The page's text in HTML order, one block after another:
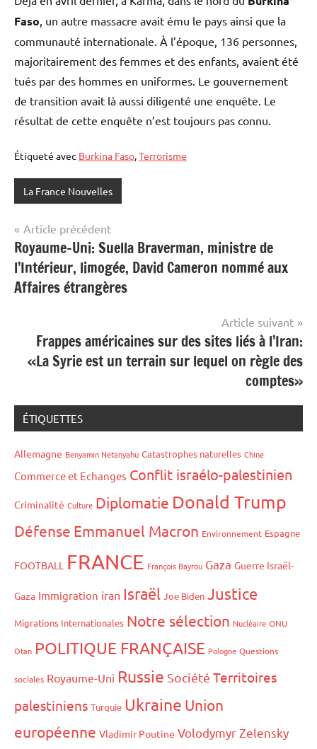
Faso , un autre massacre avait ému le pays ainsi que la
communauté internationale. À l’époque, 136 personnes,
majoritairement des femmes et des enfants, avaient été
tués par des hommes en uniformes. Le gouvernement
de transition avait là aussi diligenté une enquête. Le
résultat de cette enquête n’est toujours pas connu.
Étiqueté avec Burkina Faso,Terrorisme
La France Nouvelles
Navigation
de
l’article
Article précédent
Royaume-Uni: Suella Braverman, ministre de
l’Intérieur, limogée, David Cameron nommé aux
Affaires étrangères
Article suivant
Frappes américaines sur des sites liés à l’Iran:
«La Syrie est un terrain sur lequel on règle des
comptes»
ÉTIQUETTES
Allemagne Benyamin Netanyahu Catastrophes naturelles Chine
Commerce et Echanges Conflit israélo-palestinien
Criminalité Culture Diplomatie Donald Trump
Défense Emmanuel Macron Environnement Espagne
FOOTBALL FRANCE François Bayrou Gaza Guerre Israël-
Gaza Immigration iran Israël Joe Biden Justice
Migrations Internationales Notre sélection Nucléaire ONU
Otan POLITIQUE FRANÇAISE Pologne Questions
sociales Royaume-Uni Russie Société Territoires
palestiniens Turquie Ukraine Union
européenne Vladimir Poutine Volodymyr Zelensky